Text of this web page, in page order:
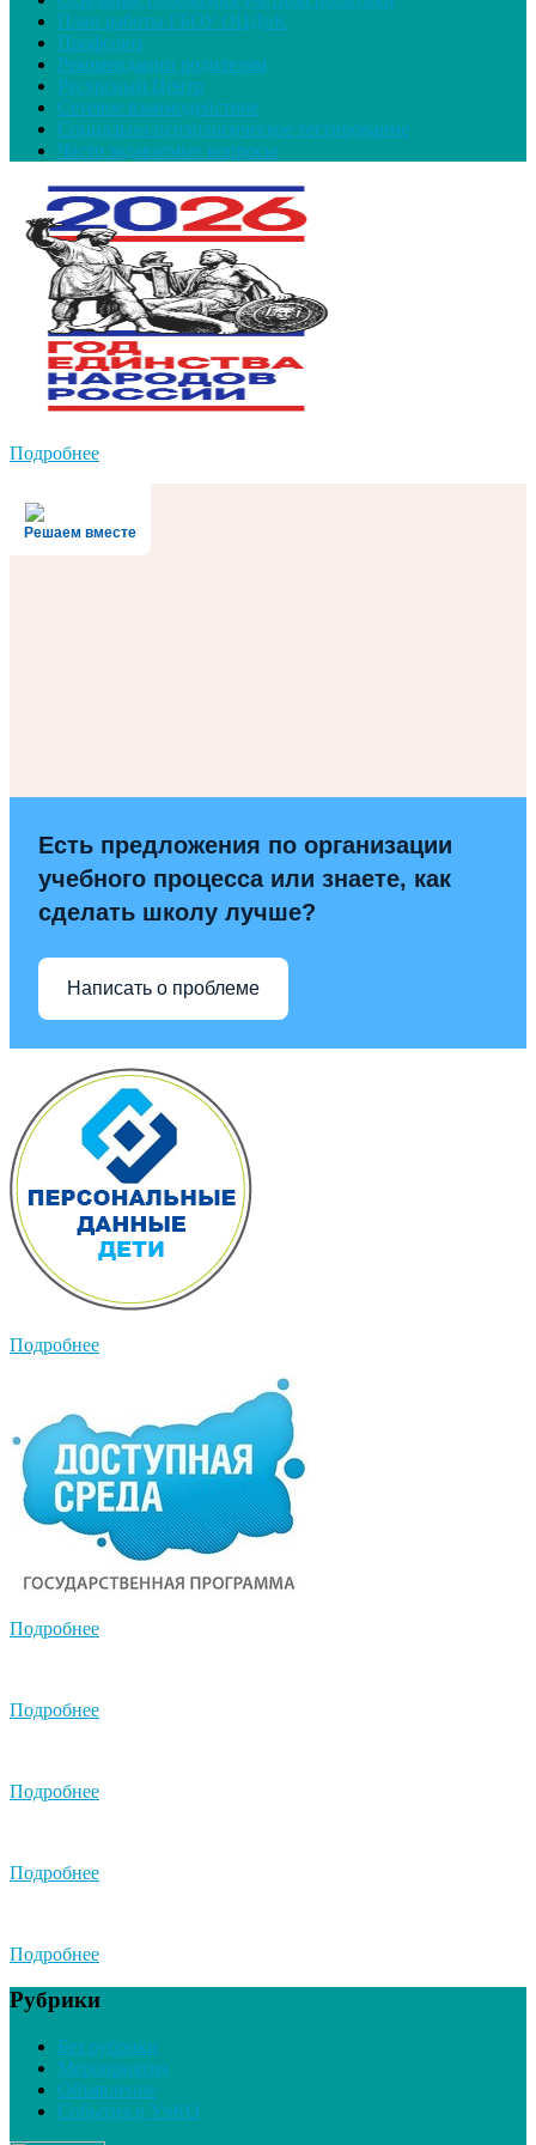
План работы ГБОУ ОЦДиК
Профсоюз
Рекомендации родителям
Ресурсный Центр
Сетевое взаимодействие
Социально-психологическое тестирование
Часто задаваемые вопросы
Подробнее
Решаем вместе
Есть предложения по организации
учебного процесса или знаете, как
сделать школу лучше?
Написать о проблеме
Подробнее
Подробнее
Подробнее
Подробнее
Подробнее
Подробнее
Рубрики
Без рубрики
Мероприятия
Объявление
События в УчКО